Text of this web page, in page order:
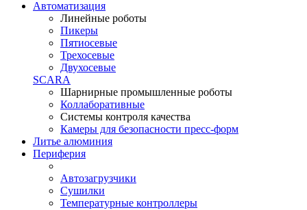
Автоматизация
Линейные роботы
Пикеры
Пятиосевые
Трехосевые
Двухосевые
SCARA
Шарнирные промышленные роботы
Коллаборативные
Системы контроля качества
Камеры для безопасности пресс-форм
Литье алюминия
Периферия
Автозагрузчики
Сушилки
Температурные контроллеры